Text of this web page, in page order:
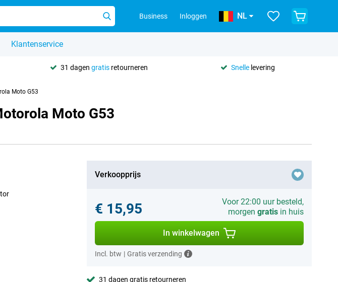
Business Inloggen NL
Klantenservice
31 dagen gratisretourneren Snelle levering
Moto G53
Moto G53
Verkoopprijs
€ 15,95
Voor 22:00 uur besteld,
morgen gratisin huis
In winkelwagen
Incl. btw | Gratis verzending
31 dagen gratis retourneren